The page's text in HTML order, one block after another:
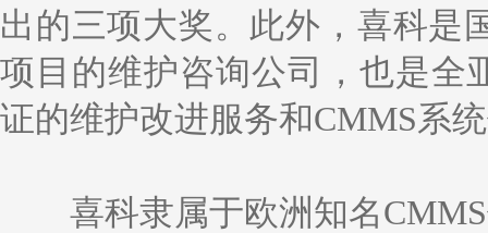
出的三项大奖。此外，喜科是
项目的维护咨询公司，也是全
证的维护改进服务和CMMS系
喜科隶属于欧洲知名